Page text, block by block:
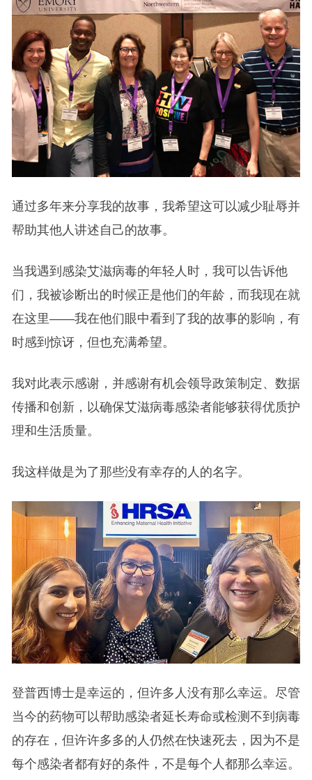
通过多年来分享我的故事，我希望这可以减少耻辱并
帮助其他人讲述自己的故事。
当我遇到感染艾滋病毒的年轻人时，我可以告诉他
们，我被诊断出的时候正是他们的年龄，而我现在就
在这里——我在他们眼中看到了我的故事的影响，有
时感到惊讶，但也充满希望。
我对此表示感谢，并感谢有机会领导政策制定、数据
传播和创新，以确保艾滋病毒感染者能够获得优质护
理和生活质量。
我这样做是为了那些没有幸存的人的名字。
登普西博士是幸运的，但许多人没有那么幸运。尽管
当今的药物可以帮助感染者延长寿命或检测不到病毒
的存在，但许许多多的人仍然在快速死去，因为不是
每个感染者都有好的条件，不是每个人都那么幸运。